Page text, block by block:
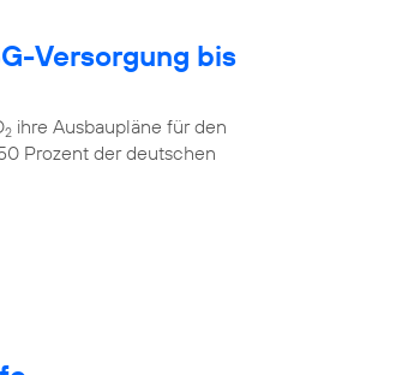
Versorgung bis
2 ihre Ausbaupläne für den
Prozent der deutschen